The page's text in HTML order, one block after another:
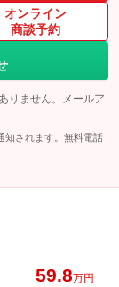
オンライン
商談予約
りません。メールア
知されます。無料電話
59.8万円